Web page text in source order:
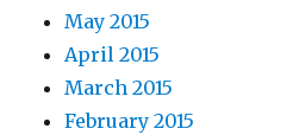
May 2015
April 2015
March 2015
February 2015